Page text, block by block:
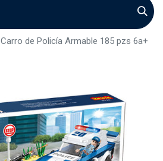
Carro de Policía Armable 185 pzs 6a+